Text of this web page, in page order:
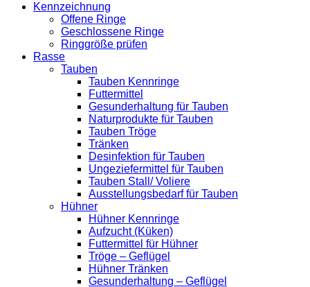
Kennzeichnung
Offene Ringe
Geschlossene Ringe
Ringgröße prüfen
Rasse
Tauben
Tauben Kennringe
Futtermittel
Gesunderhaltung für Tauben
Naturprodukte für Tauben
Tauben Tröge
Tränken
Desinfektion für Tauben
Ungeziefermittel für Tauben
Tauben Stall/ Voliere
Ausstellungsbedarf für Tauben
Hühner
Hühner Kennringe
Aufzucht (Küken)
Futtermittel für Hühner
Tröge – Geflügel
Hühner Tränken
Gesunderhaltung – Geflügel